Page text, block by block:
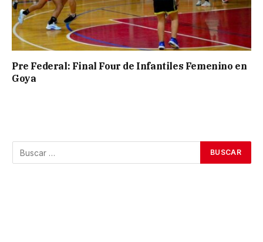
Pre Federal: Final Four de Infantiles Femenino en
Goya